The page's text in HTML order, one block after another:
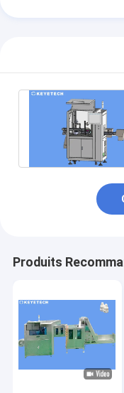
Produits